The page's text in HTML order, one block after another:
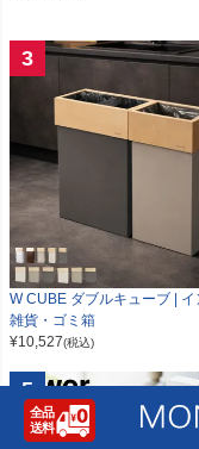
3
W CUBE ダブルキューブ | イ
雑貨・ゴミ箱
¥10,527(税込)
5